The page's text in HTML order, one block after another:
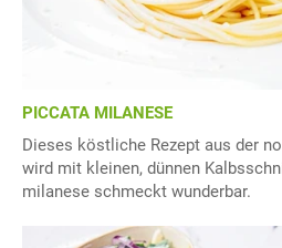
PICCATA MILANESE
Dieses köstliche Rezept aus der
wird mit kleinen, dünnen
milanese schmeckt wunderbar.